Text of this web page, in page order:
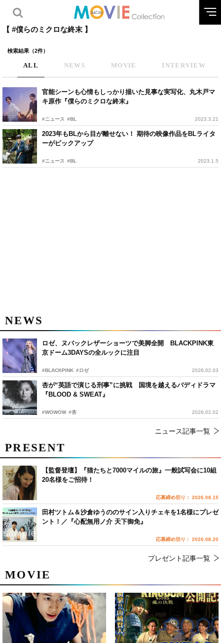
【 #僕らのミクロな終末 】
検索結果（2件）
ALL NEWS MOVIE INTERVIEW
官能シーンも心情もしっかり描いた見事な実写化、丸木戸マ
キ原作『僕らのミクロな終末』
#ニュース #BL 2023.3.21
2023年もBLから目が離せない！ 期待の映像作品をBLライタ
ーがピックアップ
#ニュース #BL 2023.1.5
NEWS
ロゼ、ヌバックレザーショーツで美脚全開 BLACKPINK東
京ドーム3DAYSの全ルックに注目
#BLACKPINK #ロゼ 2026.02.03
杏が“英語で演じる刑事”に挑戦 国境を越えるバディドラマ
『BLOOD & SWEAT』
#WOWOW #杏 2026.02.02
ニュース記事一覧
MOVIE
PRESENT
【監督登壇】『猫たちと7000マイルの旅』一般試写会に10組
20名様をご招待！
応募締め切り： 2026.08.15
田村ツトム＆沙倉ゆうののサイン入りチェキを1名様にプレゼ
ント！／『心配無用ノ介 天下御免』
応募締め切り： 2026.08.20
プレゼント記事一覧